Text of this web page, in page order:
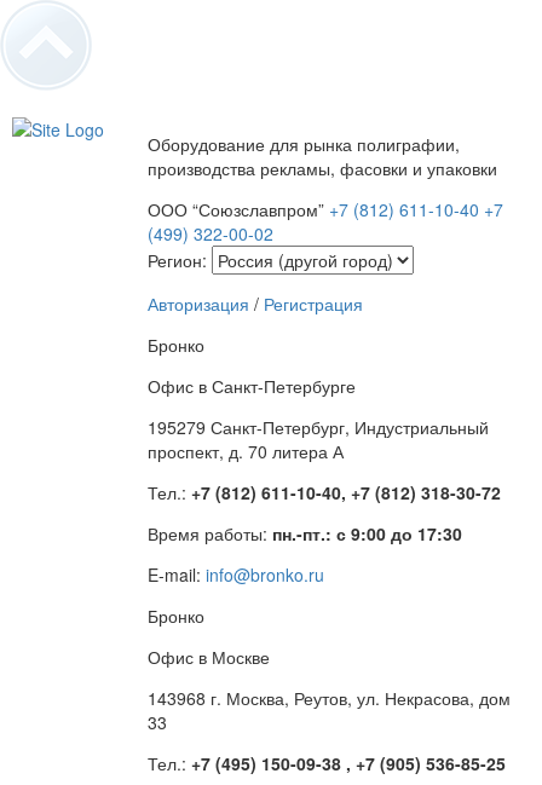
Оборудование для рынка полиграфии,
производства рекламы, фасовки и упаковки
ООО “Союзславпром” +7 (812) 611-10-40 +7
(499) 322-00-02
Регион:
Авторизация / Регистрация
Бронко
Офис в Санкт-Петербурге
195279 Санкт-Петербург, Индустриальный
проспект, д. 70 литера А
Тел.: +7 (812) 611-10-40, +7 (812) 318-30-72
Время работы: пн.-пт.: с 9:00 до 17:30
E-mail: info@bronko.ru
Бронко
Офис в Москве
143968 г. Москва, Реутов, ул. Некрасова, дом
33
Тел.: +7 (495) 150-09-38 , +7 (905) 536-85-25